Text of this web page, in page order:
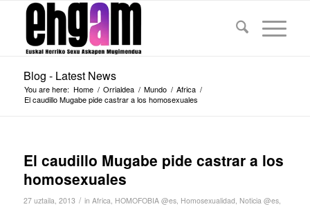
Blog - Latest News
You are here: Home / Orrialdea / Mundo / Africa /
El caudillo Mugabe pide castrar a los homosexuales
El caudillo Mugabe pide castrar a los
homosexuales
27 uztaila, 2013 / in Africa, HOMOFOBIA @es, Homosexualidad, Noticia @es,